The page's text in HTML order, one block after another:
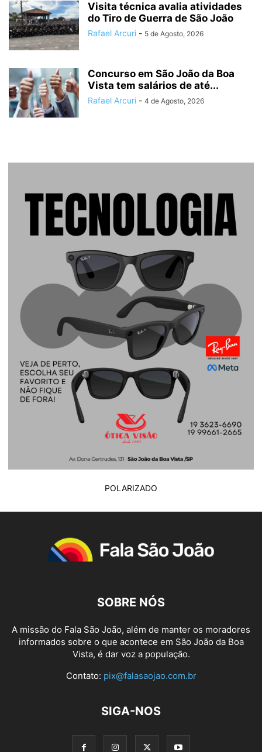
Visita técnica avalia atividades
do Tiro de Guerra de São João
Rafael Arcuri - 5 de Agosto, 2026
Concurso em São João da Boa
Vista tem salários de até...
Rafael Arcuri - 4 de Agosto, 2026
POLARIZADO
SOBRE NÓS
A missão do Fala São João, além de manter os moradores
informados sobre o que acontece em São João da Boa
Vista, é dar voz a população.
Contato: pix@falasaojao.com.br
SIGA-NOS